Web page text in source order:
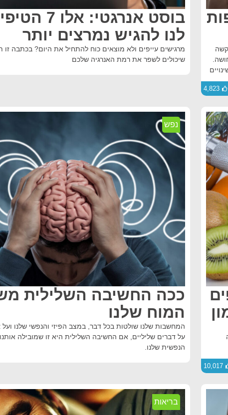
קשה
4,823
בוסט
לנו להגיש נמרצים יותר
שיכולים לשפר את רמת האנרגיה שלכם
5 הטיפים
10,017
נפש
ככה החשיבה השלילית
המוח שלנו
המחשבות שלנו שולטות בכל דבר, במצב הפיזי והנפשי שלנו
על דברים שליליים, אם החשיבה השלילית היא זו שמובילה
הנפשית שלנו.
בריאות